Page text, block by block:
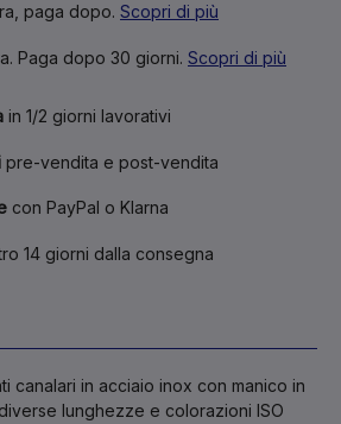
paga dopo. Scopri di più
Paga dopo 30 giorni. Scopri di più
in 1/2 giorni lavorativi
pre-vendita e post-vendita
con PayPal o Klarna
14 giorni dalla consegna
canalari in acciaio inox con manico in
lunghezze e colorazioni ISO